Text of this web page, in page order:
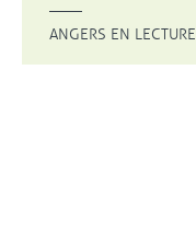
ANGERS EN LECTURE